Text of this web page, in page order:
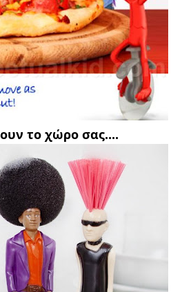
το χώρο σας....